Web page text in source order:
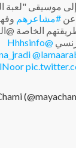
موسيقى "لعبة
عن #مشاعرهم
الخاصة
@Hhhsinfo